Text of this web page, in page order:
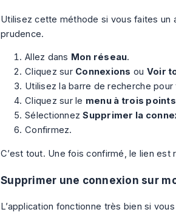
Utilisez cette méthode si vous faites
prudence.
Allez dans Mon réseau.
Cliquez sur Connexions ou Voir
Utilisez la barre de recherche
Cliquez sur le menu à trois points
SélectionnezSupprimer la
Confirmez.
C’est tout. Une fois confirmé, le lien est
Supprimer une connexion sur
L’application fonctionne très bien si